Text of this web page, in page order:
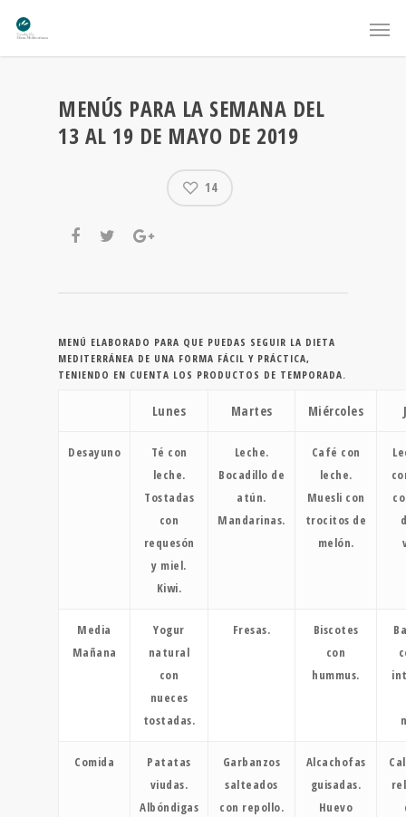
MENÚS PARA LA SEMANA DEL
13 AL 19 DE MAYO DE 2019
14
MENÚ ELABORADO PARA QUE PUEDAS SEGUIR LA DIETA
MEDITERRÁNEA DE UNA FORMA FÁCIL Y PRÁCTICA,
TENIENDO EN CUENTA LOS PRODUCTOS DE TEMPORADA.
Lunes Martes Miércoles
Desayuno
Té con
leche.
Tostadas
con
requesón
y miel.
Kiwi.
Leche.
Bocadillo de
atún.
Mandarinas.
Café con
leche.
Muesli con
trocitos de
melón.
Media
Mañana
Yogur
natural
con
nueces
tostadas.
Fresas.
Biscotes
con
hummus.
Comida
Patatas
viudas.
Albóndigas
Garbanzos
salteados
con repollo.
Alcachofas
guisadas.
Huevo